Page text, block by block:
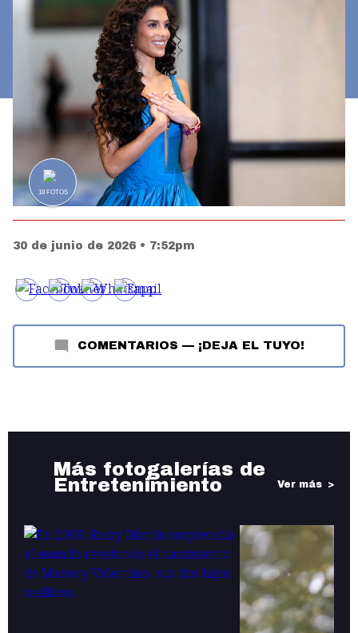
18FOTOS
30 de junio de 2026 • 7:52pm
COMENTARIOS — ¡DEJA EL TUYO!
Más fotogalerías de
Entretenimiento Ver más